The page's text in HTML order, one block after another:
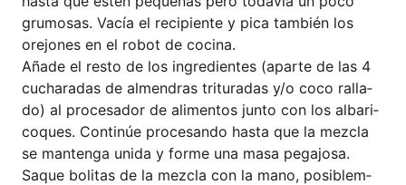
gru­mo­sas. Vacía el reci­pi­en­te y pica tam­bién los
ore­jo­nes en el robot de coci­na.
Aña­de el res­to de los ingre­di­en­tes (apar­te de las 4
cucha­ra­das de almen­dras tri­tu­ra­das y/o coco ral­la­
do) al pro­ces­ador de ali­ment­os jun­to con los alb­ari­
co­ques. Con­tinúe pro­ce­san­do has­ta que la mez­cla
se man­ten­ga uni­da y for­me una masa pega­jo­sa.
Saque boli­tas de la mez­cla con la mano, posi­blem­